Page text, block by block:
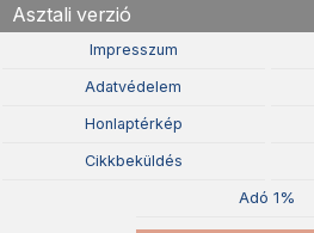
Asztali verzió
Impresszum
Adatvédelem
Honlaptérkép
Cikkbeküldés
Adó 1%